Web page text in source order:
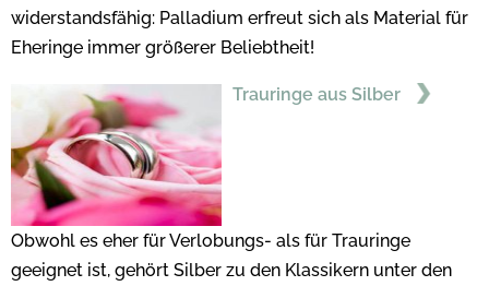
widerstandsfähig: Palladium erfreut sich als Material für
Eheringe immer größerer Beliebtheit!
Trauringe aus Silber
Obwohl es eher für Verlobungs- als für Trauringe
geeignet ist, gehört Silber zu den Klassikern unter den